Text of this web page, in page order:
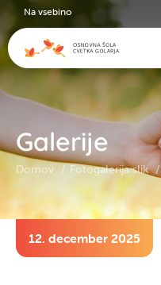
Galerije
Domov Fotogalerija slik
12. december 2025
Na vsebino